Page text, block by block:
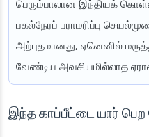
பெரும்பாலான இந்தியக்
பகல்நேரப் பராமரிப்பு
அற்புதமானது, ஏனெனில்
வேண்டிய அவசியமில்லாத
இந்த காப்பீட்டை யார்